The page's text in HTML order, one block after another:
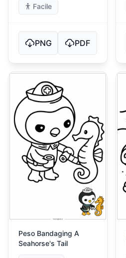
Facile
PNG PDF
Peso Bandaging A
Seahorse's Tail